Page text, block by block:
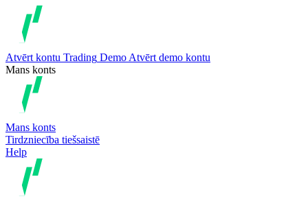
Atvērt kontu Trading Demo Atvērt demo kontu
Mans konts
Mans konts
Tirdzniecība tiešsaistē
Help